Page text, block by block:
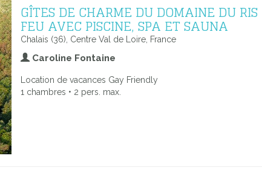
GÎTES DE CHARME DU DOMAINE DU
FEU AVEC PISCINE, SPA ET SAUNA
Chalais (36), Centre Val de Loire, France
Caroline Fontaine
Location de vacances Gay Friendly
1 chambres • 2 pers. max.